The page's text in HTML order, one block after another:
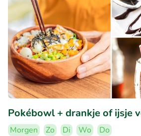
Pokébowl + drankje of ijsje
Morgen Zo Di Wo
Do